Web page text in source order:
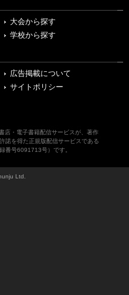
大会から探す
学校から探す
広告掲載について
サイトポリシー
店・電子書籍配信サービスが、著作
諾を得た正規版配信サービスである
番号6091713号）です。
Ltd.